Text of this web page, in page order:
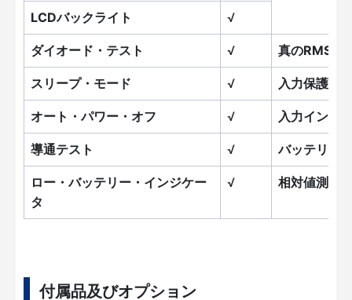
LCDバックライト
√
ダイオード・テスト √ 真のRMS
スリープ・モード √ 入力保護
オート・パワー・オフ √ 入力インピ
導通テスト √ バッテリー
ロー・バッテリー・インジケー
タ
√ 相対値測定
付属品及びオプション